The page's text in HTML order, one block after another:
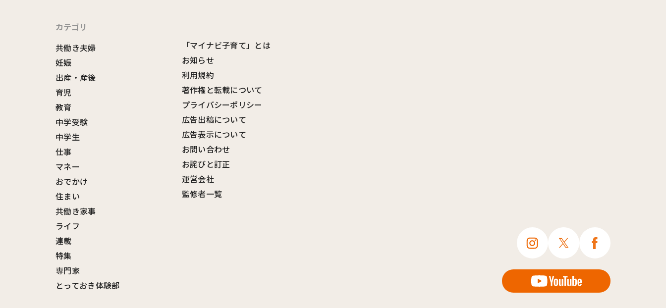
カテゴリ
共働き夫婦
妊娠
出産・産後
育児
教育
中学受験
中学生
仕事
マネー
おでかけ
住まい
共働き家事
ライフ
連載
特集
専門家
とっておき体験部
「マイナビ子育て」とは
お知らせ
利用規約
著作権と転載について
プライバシーポリシー
広告出稿について
広告表示について
お問い合わせ
お詫びと訂正
運営会社
監修者一覧